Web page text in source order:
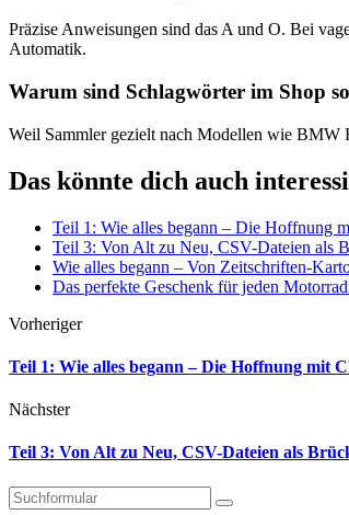
Präzise Anweisungen sind das A und O. Bei
Automatik.
Warum sind Schlagwörter im Shop
Weil Sammler gezielt nach Modellen wie BMW
Das könnte dich auch
Teil 1: Wie alles begann – Die Hoffnung
Teil 3: Von Alt zu Neu, CSV-Dateien als
Wie alles begann – Von Zeitschriften-
Das perfekte Geschenk für jeden
Vorheriger
Teil 1: Wie alles begann – Die Hoffnung mit
Nächster
Teil 3: Von Alt zu Neu, CSV-Dateien als
Suchen